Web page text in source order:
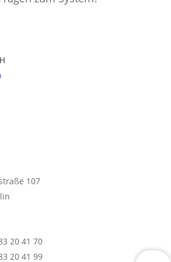
107
20 41 70
20 41 99